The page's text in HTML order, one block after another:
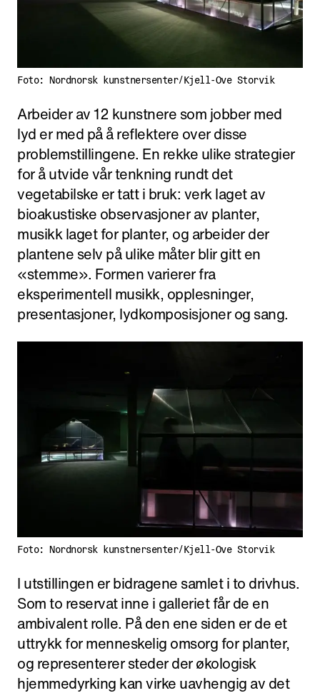
Foto: Nordnorsk kunstnersenter/Kjell-Ove Storvik
Arbeider av 12 kunstnere som jobber med
lyd er med på å reflektere over disse
problemstillingene. En rekke ulike strategier
for å utvide vår tenkning rundt det
vegetabilske er tatt i bruk: verk laget av
bioakustiske observasjoner av planter,
musikk laget for planter, og arbeider der
plantene selv på ulike måter blir gitt en
«stemme». Formen varierer fra
eksperimentell musikk, opplesninger,
presentasjoner, lydkomposisjoner og sang.
Foto: Nordnorsk kunstnersenter/Kjell-Ove Storvik
I utstillingen er bidragene samlet i to drivhus.
Som to reservat inne i galleriet får de en
ambivalent rolle. På den ene siden er de et
uttrykk for menneskelig omsorg for planter,
og representerer steder der økologisk
hjemmedyrking kan virke uavhengig av det